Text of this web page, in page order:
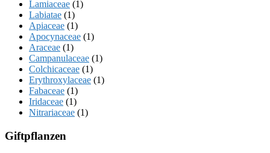
Lamiaceae (1)
Labiatae (1)
Apiaceae (1)
Apocynaceae (1)
Araceae (1)
Campanulaceae (1)
Colchicaceae (1)
Erythroxylaceae (1)
Fabaceae (1)
Iridaceae (1)
Nitrariaceae (1)
Giftpflanzen